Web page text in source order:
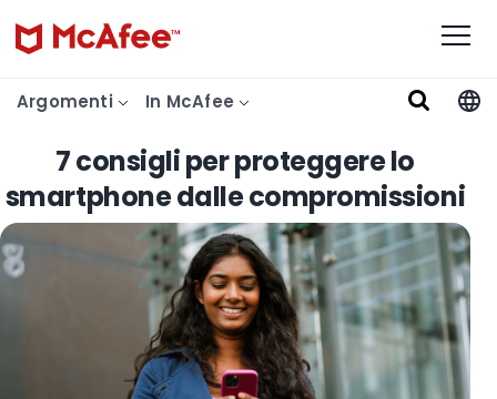
Argomenti In McAfee
7 consigli per proteggere lo
smartphone dalle compromissioni